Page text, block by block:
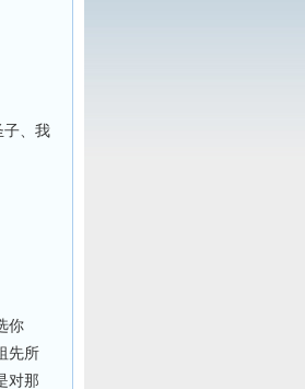
子、我
你
先所
对那